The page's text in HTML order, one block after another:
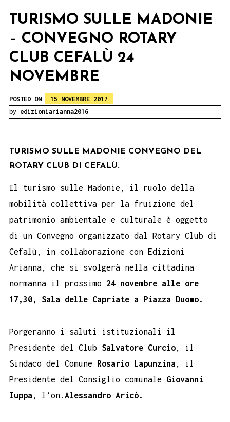
TURISMO SULLE MADONIE
– CONVEGNO ROTARY
CLUB CEFALÙ 24
NOVEMBRE
POSTED ON
15 NOVEMBRE 2017
by edizioniarianna2016
TURISMO SULLE MADONIE CONVEGNO DEL
ROTARY CLUB DI CEFALÙ.
Il turismo sulle Madonie, il ruolo della
mobilità collettiva per la fruizione del
patrimonio ambientale e culturale è oggetto
di un Convegno organizzato dal Rotary Club di
Cefalù, in collaborazione con Edizioni
Arianna, che si svolgerà nella cittadina
normanna il prossimo 24 novembre alle ore
17,30, Sala delle Capriate a Piazza Duomo.
Porgeranno i saluti istituzionali il
Presidente del Club Salvatore Curcio, il
Sindaco del Comune Rosario Lapunzina , il
Presidente del Consiglio comunale Giovanni
Iuppa , l’on. Alessandro Aricò.